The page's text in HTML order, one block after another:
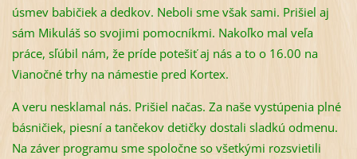
úsmev babičiek a dedkov. Neboli sme však sami. Prišiel aj
sám Mikuláš so svojimi pomocníkmi. Nakoľko mal veľa
práce, sľúbil nám, že príde potešiť aj nás a to o 16.00 na
Vianočné trhy na námestie pred Kortex.
A veru nesklamal nás. Prišiel načas. Za naše vystúpenia plné
básničiek, piesní a tančekov detičky dostali sladkú odmenu.
Na záver programu sme spoločne so všetkými rozsvietili